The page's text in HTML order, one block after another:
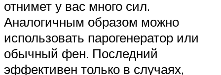
отнимет у вас много сил.
Аналогичным образом можно
использовать парогенератор или
обычный фен. Последний
эффективен только в случаях,